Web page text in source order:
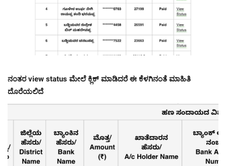
ನಂತರ view status ಮೇಲೆ ಕ್ಲಿಕ್ ಮಾಡಿದರೆ ಈ ಕೆಳಗಿನಂತೆ ಮಾಹಿತಿ
ದೊರೆಯಲಿದೆ